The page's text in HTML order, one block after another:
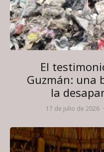
El
Guzmán: una
la
17 de julio de 2026 ·